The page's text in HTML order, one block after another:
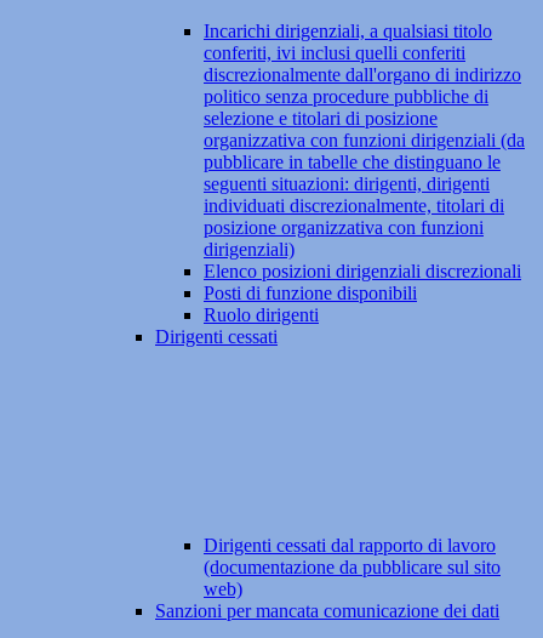
Incarichi dirigenziali, a qualsiasi titolo
conferiti, ivi inclusi quelli conferiti
discrezionalmente dall'organo di indirizzo
politico senza procedure pubbliche di
selezione e titolari di posizione
organizzativa con funzioni dirigenziali (da
pubblicare in tabelle che distinguano le
seguenti situazioni: dirigenti, dirigenti
individuati discrezionalmente, titolari di
posizione organizzativa con funzioni
dirigenziali)
Elenco posizioni dirigenziali discrezionali
Posti di funzione disponibili
Ruolo dirigenti
Dirigenti cessati
Dirigenti cessati dal rapporto di lavoro
(documentazione da pubblicare sul sito
web)
Sanzioni per mancata comunicazione dei dati